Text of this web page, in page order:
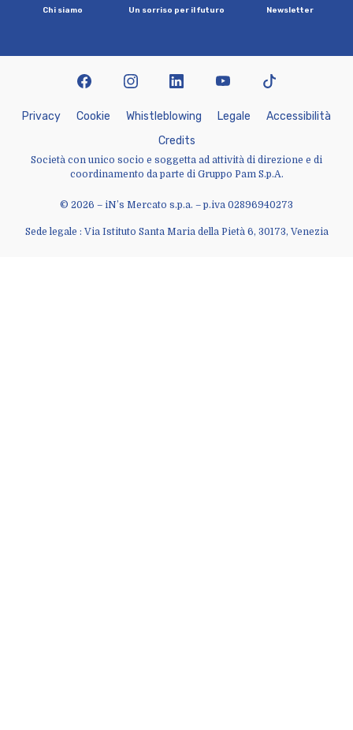
Chi siamo Un sorriso per ilfuturo Newsletter
© 2026 – iN’s Mercato s.p.a. – p.iva 02896940273
Sede legale : Via Istituto Santa Maria della Pietà 6, 30173, Venezia
Privacy Cookie Whist eb owing Lega e Accessibi ità
Credits
Società con unico socio e soggetta ad attività di direzione e di
coordinamento da parte di Gruppo Pam S.p.A.
facebookinstagram linkedin youtubetiktok